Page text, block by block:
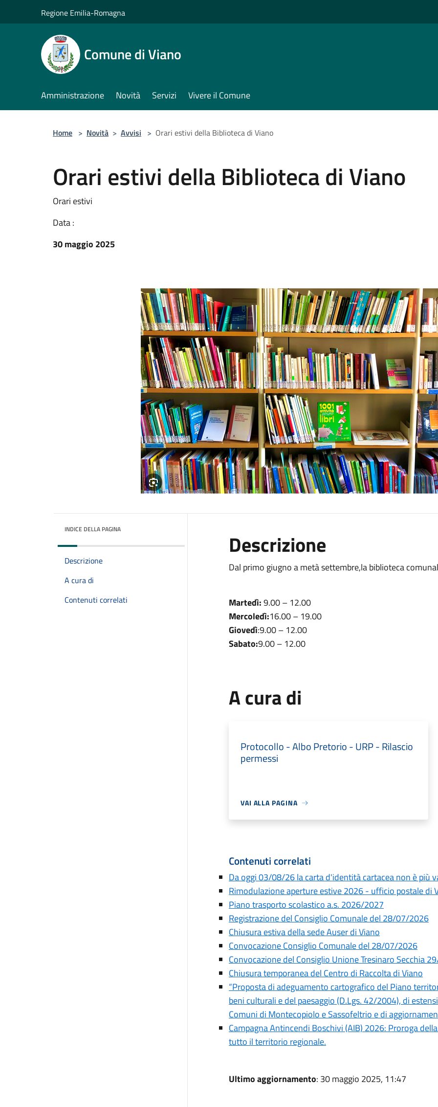
Regione Emilia-Romagna
Comune di Viano
Amministrazione Novità Servizi Vivere il Comune
Home > Novità > Avvisi > Orari estivi della Biblioteca di Viano
Orari estivi della Biblioteca di Viano
Orari estivi
Data :
30 maggio 2025
INDICE DELLA PAGINA
Descrizione
A cura di
Contenuti correlati
Descrizione
Dal primo giugnoa metà settembre,la biblioteca
Martedì:9.00 – 12.00
Mercoledì:16.00 – 19.00
Giovedì:9.00 – 12.00
Sabato:9.00 – 12.00
A cura di
Protocollo - Albo Pretorio - URP - Rilascio
permessi
VAI ALLA PAGINA
Contenuti correlati
Da oggi 03/08/26 la carta d'identità cartacea non è più
Rimodulazione aperture estive 2026 - ufficio postale di
Piano trasporto scolastico a.s. 2026/2027
Registrazione del Consiglio Comunale del 28/07/2026
Chiusura estiva della sede Auser di Viano
Convocazione Consiglio Comunale del 28/07/2026
Convocazione del Consiglio Unione Tresinaro Secchia
Chiusura temporanea del Centro di Raccolta di Viano
“Proposta di adeguamento cartografico del Piano
beni culturali e del paesaggio (D.Lgs. 42/2004), di
Comuni di Montecopiolo e Sassofeltrio e di aggiornamen
Campagna Antincendi Boschivi (AIB) 2026: Proroga
tutto il territorio regionale.
Ultimo aggiornamento: 30 maggio 2025, 11:47